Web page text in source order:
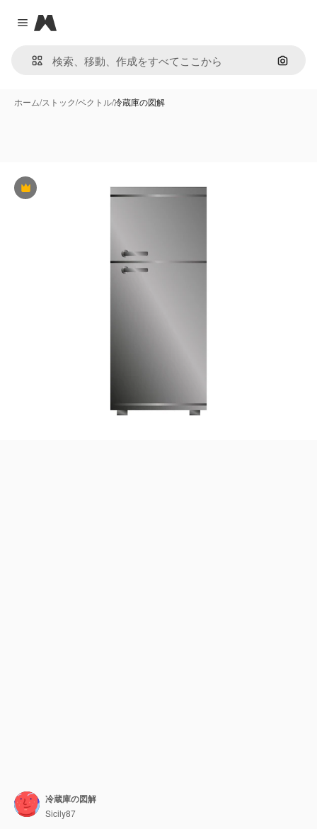
Close menu
Magnific
画像で
ホーム/ストック/ベクトル/冷蔵庫の図解
Premium
冷蔵庫の図解
Sicily87